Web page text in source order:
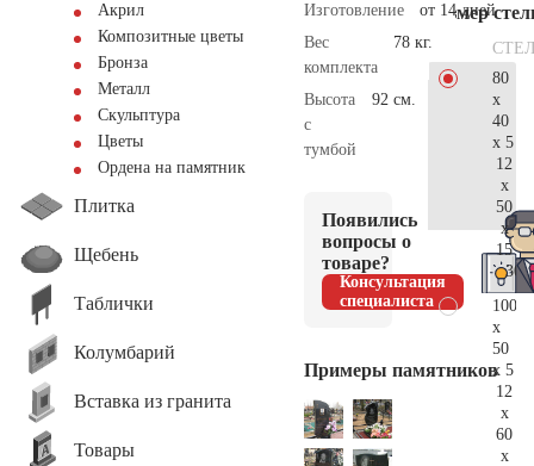
Акрил
Композитные цветы
Бронза
Металл
Скульптура
Цветы
Ордена на памятник
Плитка
Щебень
Таблички
Колумбарий
Вставка из гранита
Товары
Изготовление
от 14 дней
Вес
комплекта
78 кг.
Высота
с
тумбой
92 см.
Появились
вопросы о
товаре?
Консультация
специалиста
Примеры памятников
Размер
80
x
40
x 5
12
x
50
x
15
100
x
50
x 5
12
x
60
x